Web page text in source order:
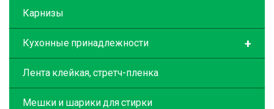
Карнизы
+
Кухонные принадлежности
Лента клейкая, стретч-пленка
Мешки и шарики для стирки